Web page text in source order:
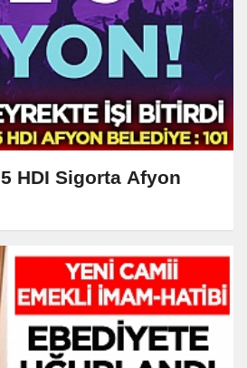
HDI Sigorta Afyon